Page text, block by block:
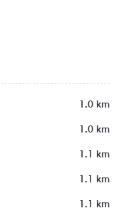
1.0 km
1.0 km
1.1 km
1.1 km
1.1 km